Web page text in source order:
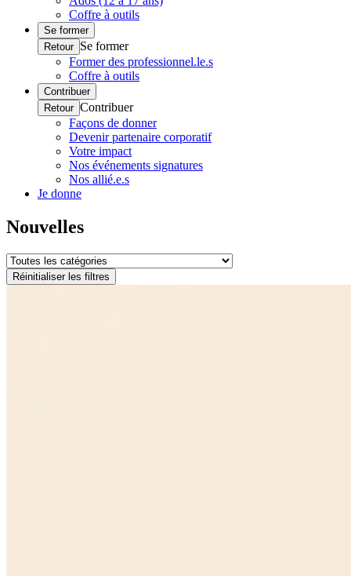
Coffre à outils
Se former
Retour Se former
Former des professionnel.le.s
Coffre à outils
Contribuer
Retour Contribuer
Façons de donner
Devenir partenaire corporatif
Votre impact
Nos événements signatures
Nos allié.e.s
Je donne
Nouvelles
Réinitialiser les filtres